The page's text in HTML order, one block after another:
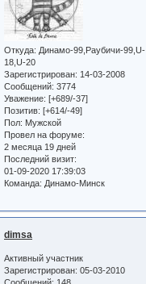
Откуда: Динамо-99,Раубичи-99,U-
18,U-20
Зарегистрирован: 14-03-2008
Сообщений: 3774
Уважение: [+689/-37]
Позитив: [+614/-49]
Пол: Мужской
Провел на форуме:
2 месяца 19 дней
Последний визит:
01-09-2020 17:39:03
Команда: Динамо-Минск
dimsa
Активный участник
Зарегистрирован: 05-03-2010